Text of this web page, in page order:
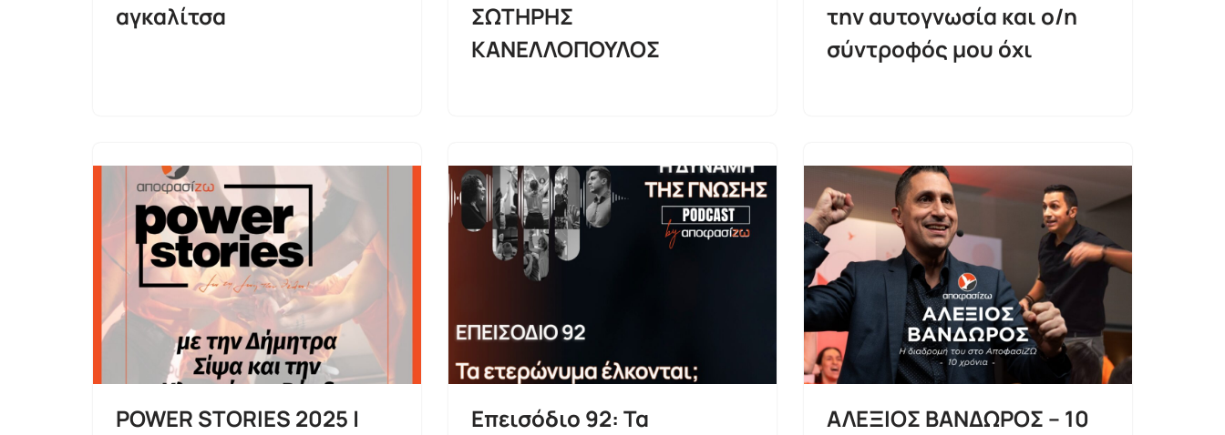
αγκαλίτσα
ΣΩΤΗΡΗΣ
ΚΑΝΕΛΛΟΠΟΥΛΟΣ
την αυτογνωσία και ο/η
σύντροφός μου όχι
POWER STORIES 2025 |
Επεισόδιο 92: Τα
ΑΛΕΞΙΟΣ ΒΑΝΔΩΡΟΣ – 10